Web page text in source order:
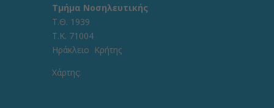
Τμήμα Νοσηλευτικής
Τ.Θ. 1939
Τ.Κ. 71004
Ηράκλειο Κρήτης
Χάρτης: